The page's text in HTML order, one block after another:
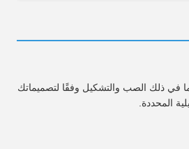
في ذلك الصب والتشكيل وفقًا لتصميماتك
المحددة.